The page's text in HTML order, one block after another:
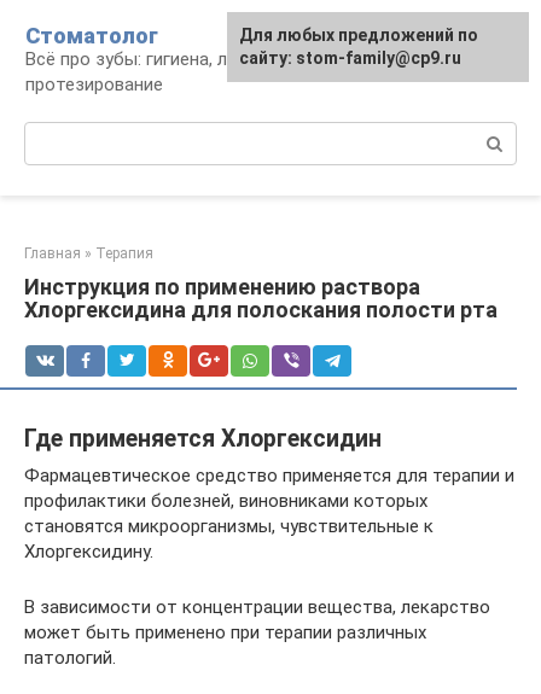
контенту
Стоматолог
Всё про зубы: гигиена, лечение,
протезирование
Главная » Терапия
Инструкция по применению раствора
Хлоргексидина для полоскания полости рта
Где применяется Хлоргексидин
Фармацевтическое средство применяется для терапии и
профилактики болезней, виновниками которых
становятся микроорганизмы, чувствительные к
Хлоргексидину.
В зависимости от концентрации вещества, лекарство
может быть применено при терапии различных
патологий.
Для любых предложений по
сайту: stom-family@cp9.ru